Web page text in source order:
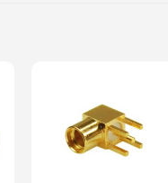
wishlist